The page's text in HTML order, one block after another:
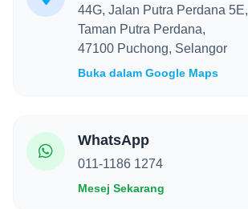
44G, Jalan Putra Perdana 5E,
Taman Putra Perdana,
47100 Puchong, Selangor
Buka dalam Google Maps
WhatsApp
011-1186 1274
Mesej Sekarang